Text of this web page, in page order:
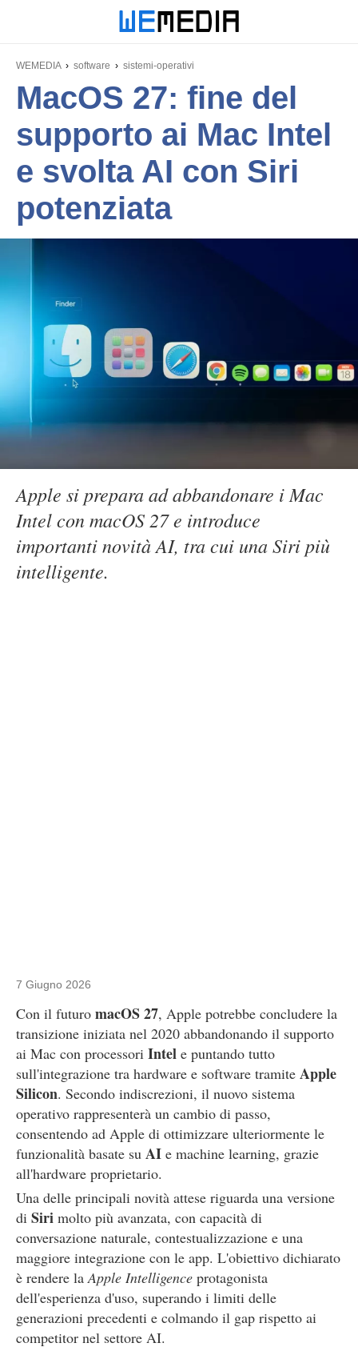
WEMEDIA software sistemi-operativi
MacOS 27: fine del
supporto ai Mac Intel
e svolta AI con Siri
potenziata
Apple si prepara ad abbandonare i Mac
Intel con macOS 27 e introduce
importanti novità AI, tra cui una Siri più
intelligente.
7 Giugno 2026
Con il futuro macOS 27, Apple potrebbe concludere la
transizione iniziata nel 2020 abbandonando il supporto
ai Mac con processori Intel e puntando tutto
sull'integrazione tra hardware e software tramite Apple
Silicon. Secondo indiscrezioni, il nuovo sistema
operativo rappresenterà un cambio di passo,
consentendo ad Apple di ottimizzare ulteriormente le
funzionalità basate su AI e machine learning, grazie
all'hardware proprietario.
Una delle principali novità attese riguarda una versione
di Siri molto più avanzata, con capacità di
conversazione naturale, contestualizzazione e una
maggiore integrazione con le app. L'obiettivo dichiarato
è rendere laApple Intelligence protagonista
dell'esperienza d'uso, superando i limiti delle
generazioni precedenti e colmando il gap rispetto ai
competitor nel settore AI.